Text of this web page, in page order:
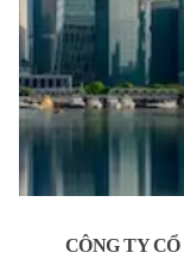
CÔNG TY